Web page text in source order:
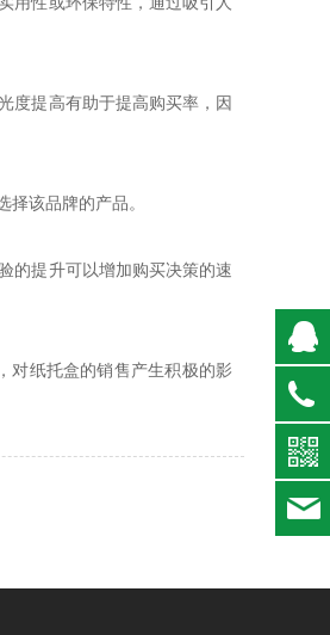
度提高有助于提高购买率，因
该品牌的产品。
的提升可以增加购买决策的速
对纸托盒的销售产生积极的影